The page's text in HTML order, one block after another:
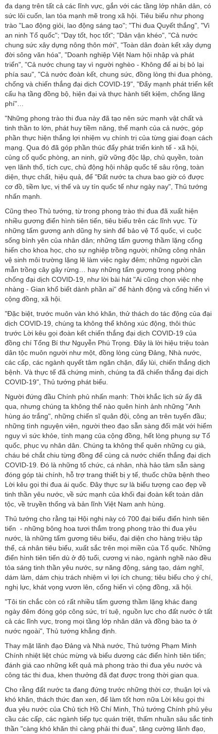
đa dạng trên tất cả các lĩnh vực, gắn với các tầng lớp nhân dân, có
sức lôi cuốn, lan tỏa mạnh mẽ trong xã hội. Tiêu biểu như phong
trào "Lao động giỏi, lao động sáng tạo"; "Thi đua Quyết thắng", "Vì
an ninh Tổ quốc"; "Dạy tốt, học tốt"; "Dân vận khéo", "Cả nước
chung sức xây dựng nông thôn mới", "Toàn dân đoàn kết xây dựng
đời sông văn hóa", "Doanh nghiệp Việt Nam hội nhập và phát
triển", "Cả nước chung tay vì người nghèo - Không để ai bị bỏ lại
phía sau", "Cả nước đoàn kết, chung sức, đồng lòng thi đua phòng,
chống và chiến thắng đại dịch COVID-19", "Đẩy mạnh phát triển kết
cấu hạ tầng đồng bộ, hiện đại và thực hành tiết kiệm, chống lãng
phí"…
"Những phong trào thi đua này đã tạo nên sức mạnh vật chất và
tinh thần to lớn, phát huy tiềm năng, thế mạnh của cả nước, góp
phần thực hiện thắng lợi nhiệm vụ chính trị của từng giai đoạn cách
mạng. Qua đó đã góp phần thúc đẩy phát triển kinh tế - xã hội,
củng cố quốc phòng, an ninh, giữ vững độc lập, chủ quyền, toàn
vẹn lãnh thổ, tích cực, chủ động hội nhập quốc tế sâu rộng, toàn
diện, thực chất, hiệu quả, để "Đất nước ta chưa bao giờ có được
cơ đồ, tiềm lực, vị thế và uy tín quốc tế như ngày nay", Thủ tướng
nhấn mạnh.
Cũng theo Thủ tướng, từ trong phong trào thi đua đã xuất hiện
nhiều gương điển hình tiên tiến, tiêu biểu trên các lĩnh vực. Từ
những tấm gương anh dũng hy sinh để bảo vệ Tổ quốc, vì cuộc
sống bình yên của nhân dân; những tấm gương thầm lặng cống
hiến cho khoa học, cho sự nghiệp trồng người; những công nhân
vệ sinh môi trường lặng lẽ làm việc ngày đêm; những người cần
mẫn trồng cây gây rừng… hay những tấm gương trong phòng
chống đại dịch COVID-19, như lời bài hát "Ai cũng chọn việc nhẹ
nhàng - Gian khổ biết dành phần ai" để hành động và cống hiến vì
cộng đồng, xã hội.
"Đặc biệt, trước muôn vàn khó khăn, thử thách do tác động của đại
dịch COVID-19, chúng ta không thể không xúc động, thôi thúc
trước Lời kêu gọi đoàn kết chiến thắng đại dịch COVID-19 của
đồng chí Tổng Bí thư Nguyễn Phú Trọng. Đây là lời hiệu triệu toàn
dân tộc muôn người như một, đồng lòng cùng Đảng, Nhà nước,
các cấp, các ngành quyết tâm ngăn chặn, đẩy lùi, chiến thắng dịch
bệnh. Và thực tế đã chứng minh, chúng ta đã chiến thắng đại dịch
COVID-19", Thủ tướng phát biểu.
Người đứng đầu Chính phủ nhấn mạnh: Thời khắc lịch sử ấy đã
qua, nhưng chúng ta không thể nào quên hình ảnh những "Anh
hùng áo trắng", những chiến sĩ quân đội, công an trên tuyến đầu;
những tình nguyện viên, người theo đạo sẵn sàng đối mặt với hiểm
nguy vì sức khỏe, tính mạng của cộng đồng, hết lòng phụng sự Tổ
quốc, phục vụ nhân dân. Chúng ta không thể quên những cụ già,
cháu bé chắt chiu từng đồng để cùng cả nước chiến thắng đại dịch
COVID-19. Đó là những tổ chức, cá nhân, nhà hảo tâm sẵn sàng
đóng góp tài chính, hỗ trợ trang thiết bị y tế, thuốc chữa bệnh theo
Lời kêu gọi thi đua ái quốc. Đây thực sự là biểu tượng cao đẹp về
tinh thần yêu nước, về sức mạnh của khối đại đoàn kết toàn dân
tộc, về truyền thống và bản lĩnh Việt Nam anh hùng.
Thủ tướng cho rằng tại Hội nghị này có 700 đại biểu điển hình tiên
tiến - những bông hoa tươi thắm trong phong trào thi đua yêu
nước, là những tấm gương tiêu biểu, đại diện cho hàng triệu tập
thể, cá nhân tiêu biểu, xuất sắc trên mọi miền của Tổ quốc. Những
điển hình tiên tiến dù ở độ tuổi, cương vị nào, ngành nghề nào đều
tỏa sáng tinh thần yêu nước, sự năng động, sáng tạo, dám nghĩ,
dám làm, dám chịu trách nhiệm vì lợi ích chung; tiêu biểu cho ý chí,
nghị lực, khát vọng vươn lên, cống hiến vì cộng đồng, xã hội.
"Tôi tin chắc còn có rất nhiều tấm gương thầm lặng khác đang
ngày đêm đóng góp công sức, trí tuệ, nguồn lực cho đất nước ở tất
cả các lĩnh vực, trong mọi tầng lớp nhân dân và đồng bào ta ở
nước ngoài", Thủ tướng khẳng định.
Thay mặt lãnh đạo Đảng và Nhà nước, Thủ tướng Phạm Minh
Chính nhiệt liệt chúc mừng và biểu dương các điển hình tiên tiến;
đánh giá cao những kết quả mà phong trào thi đua yêu nước và
công tác thi đua, khen thưởng đã đạt được trong thời gian qua.
Cho rằng đất nước ta đang đứng trước những thời cơ, thuận lợi và
khó khăn, thách thức đan xen, để làm tốt hơn nữa Lời kêu gọi thi
đua yêu nước của Chủ tịch Hồ Chí Minh, Thủ tướng Chính phủ yêu
cầu các cấp, các ngành tiếp tục quán triệt, thấm nhuần sâu sắc tinh
thần "càng khó khăn thì càng phải thi đua", tăng cường lãnh đạo,